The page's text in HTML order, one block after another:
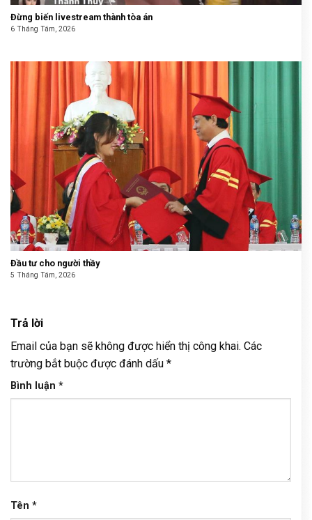
Đừng biến livestream thành tòa án
6 Tháng Tám, 2026
Đầu tư cho người thầy
5 Tháng Tám, 2026
Trả lời
Email của bạn sẽ không được hiển thị công khai. Các
trường bắt buộc được đánh dấu *
Bình luận *
Tên *